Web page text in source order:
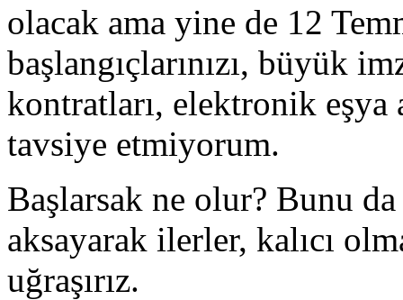
olacak ama yine de 12
başlangıçlarınızı, büyük
kontratları, elektronik eşya
tavsiye etmiyorum.
Başlarsak ne olur? Bunu
aksayarak ilerler, kalıcı
uğraşırız.